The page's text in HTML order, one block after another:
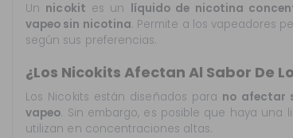
Un nicokit es un líquido de nicotina
vapeo sin nicotina. Permite a los vapeadores
según sus preferencias.
¿Los Nicokits Afectan Al Sabor De
Los Nicokits están diseñados para no afectar
vapeo. Sin embargo, es posible que haya una
utilizan en concentraciones altas.